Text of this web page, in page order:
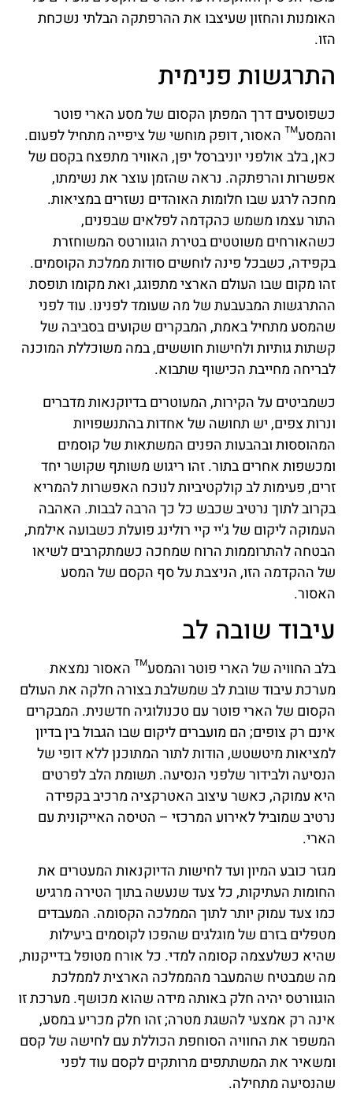
האומנות והחזון שעיצבו את ההרפתקה הבלתי נשכחת
הזו.
התרגשות פנימית
כשפוסעים דרך המפתן הקסום של מסע הארי פוטר
והמסע™ האסור, דופק מוחשי של ציפייה מתחיל לפעום.
כאן, בלב אולפני יוניברסל יפן, האוויר מתפצח בקסם של
אפשרות והרפתקה. נראה שהזמן עוצר את נשימתו,
מחכה לרגע שבו חלומות האוהדים נשזרים במציאות.
התור עצמו משמש כהקדמה לפלאים שבפנים,
כשהאורחים משוטטים בטירת הוגוורטס המשוחזרת
בקפידה, כשבכל פינה לוחשים סודות ממלכת הקוסמים.
זהו מקום שבו העולם הארצי מתפוגג, ואת מקומו תופסת
ההתרגשות המבעבעת של מה שעומד לפנינו. עוד לפני
שהמסע מתחיל באמת, המבקרים שקועים בסביבה של
קשתות גותיות ולחישות חוששים, במה משוכללת המוכנה
לבריחה מחייבת הכישוף שתבוא.
כשמביטים על הקירות, המעוטרים בדיוקנאות מדברים
ונרות צפים, יש תחושה של אחדות בהתנשפויות
המהוססות ובהבעות הפנים המשתאות של קוסמים
ומכשפות אחרים בתור. זהו ריגוש משותף שקושר יחד
זרים, פעימות לב קולקטיביות לנוכח האפשרות להמריא
בקרוב לתוך נרטיב שכבש כל כך הרבה לבבות. האהבה
העמוקה ליקום של ג'יי קיי רולינג פועלת כשבועה אילמת,
הבטחה להתרוממות הרוח שמחכה כשמתקרבים לשיאו
של ההקדמה הזו, הניצבת על סף הקסם של המסע
האסור.
עיבוד שובה לב
בלב החוויה של הארי פוטר והמסע™ האסור נמצאת
מערכת עיבוד שובת לב שמשלבת בצורה חלקה את העולם
הקסום של הארי פוטר עם טכנולוגיה חדשנית. המבקרים
אינם רק צופים; הם מועברים ליקום שבו הגבול בין בדיון
למציאות מיטשטש, הודות לתור המתוכנן ללא דופי של
הנסיעה ולבידור שלפני הנסיעה. תשומת הלב לפרטים
היא עמוקה, כאשר עיצוב האטרקציה מרכיב בקפידה
נרטיב שמוביל לאירוע המרכזי – הטיסה האייקונית עם
הארי.
מגזר כובע המיון ועד לחישות הדיוקנאות המעטרים את
החומות העתיקות, כל צעד שנעשה בתוך הטירה מרגיש
כמו צעד עמוק יותר לתוך הממלכה הקסומה. המעבדים
מטפלים בזרם של מוגלגים שהפכו לקוסמים ביעילות
שהיא כשלעצמה קסומה למדי. כל אורח מטופל בדייקנות,
מה שמבטיח שהמעבר מהממלכה הארצית לממלכת
הוגוורטס יהיה חלק באותה מידה שהוא מכושף. מערכת זו
אינה רק אמצעי להשגת מטרה; זהו חלק מכריע במסע,
המשפר את החוויה הסוחפת הכוללת עם לחישה של קסם
ומשאיר את המשתתפים מרותקים לקסם עוד לפני
שהנסיעה מתחילה.